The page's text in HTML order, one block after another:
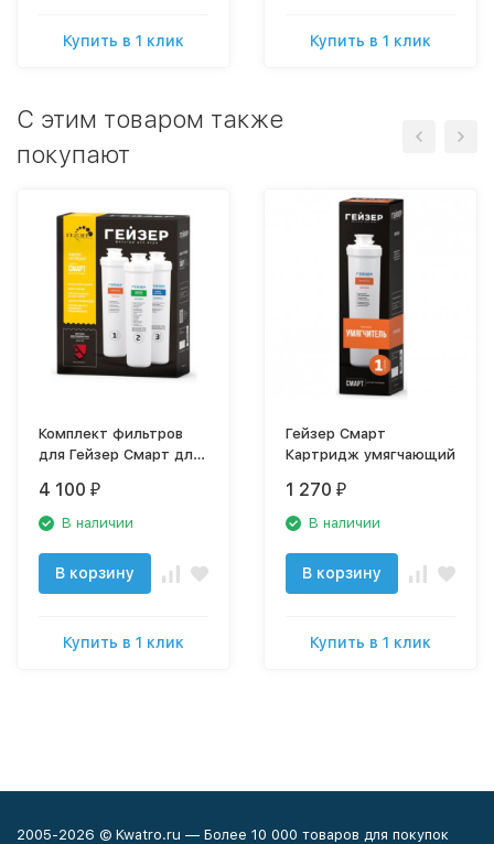
Купить в 1 клик Купить в 1 клик
C этим товаром также
покупают
Комплект фильтров
для Гейзер Смарт для
4 100 ₽
В наличии
В корзину
Купить в 1 клик
Гейзер Смарт
Картридж умягчающий
1 270 ₽
В наличии
В корзину
Купить в 1 клик
2005-2026 © Kwatro.ru — Более 10 000 товаров для покупок